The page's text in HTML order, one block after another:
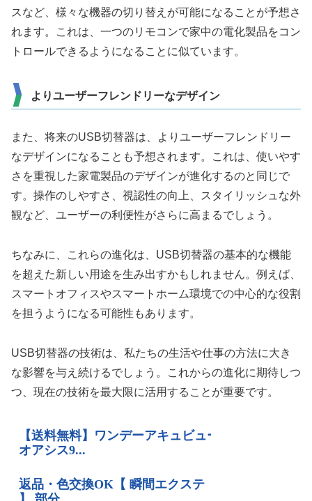
スなど、様々な機器の切り替えが可能になることが予想さ
れます。これは、一つのリモコンで家中の電化製品をコン
トロールできるようになることに似ています。
よりユーザーフレンドリーなデザイン
また、将来のUSB切替器は、よりユーザーフレンドリー
なデザインになることも予想されます。これは、使いやす
さを重視した家電製品のデザインが進化するのと同じで
す。操作のしやすさ、視認性の向上、スタイリッシュな外
観など、ユーザーの利便性がさらに高まるでしょう。
ちなみに、これらの進化は、USB切替器の基本的な機能
を超えた新しい用途を生み出すかもしれません。例えば、
スマートオフィスやスマートホーム環境での中心的な役割
を担うようになる可能性もあります。
USB切替器の技術は、私たちの生活や仕事の方法に大き
な影響を与え続けるでしょう。これからの進化に期待しつ
つ、現在の技術を最大限に活用することが重要です。